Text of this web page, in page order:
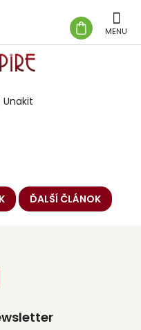
KOŠÍK
Unakit
ĎALŠÍ ČLÁNOK